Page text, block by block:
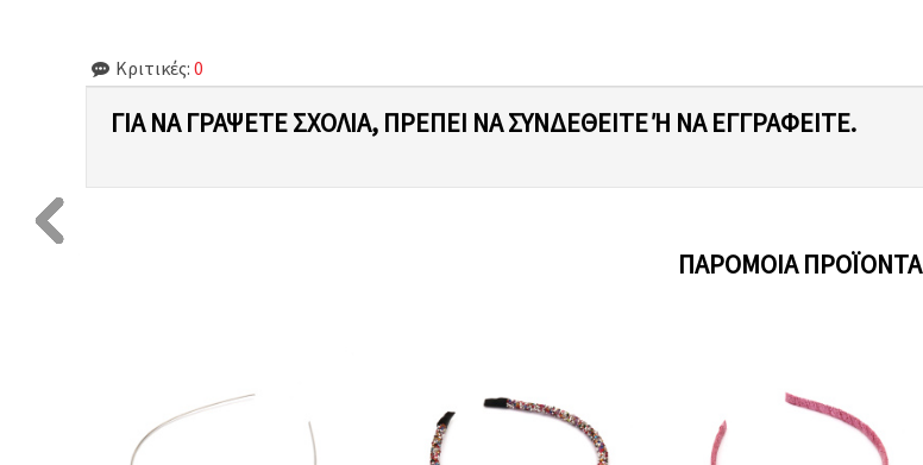
Κριτικές: 0
ΓΙΑ ΝΑ ΓΡΆΨΕΤΕ ΣΧΌΛΙΑ, ΠΡΈΠΕΙ ΝΑ ΣΥΝΔΕΘΕΊΤΕ Ή ΝΑ ΕΓΓΡΑΦΕΊΤΕ.
ΠΑΡΌΜΟΙΑ ΠΡΟΪΌΝΤΑ